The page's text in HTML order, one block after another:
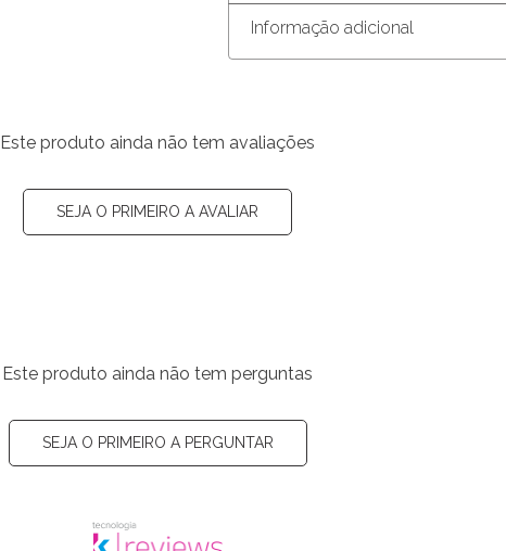
Informação adicional
Este produto ainda não tem avaliações
SEJA O PRIMEIRO A AVALIAR
Este produto ainda não tem perguntas
SEJA O PRIMEIRO A PERGUNTAR